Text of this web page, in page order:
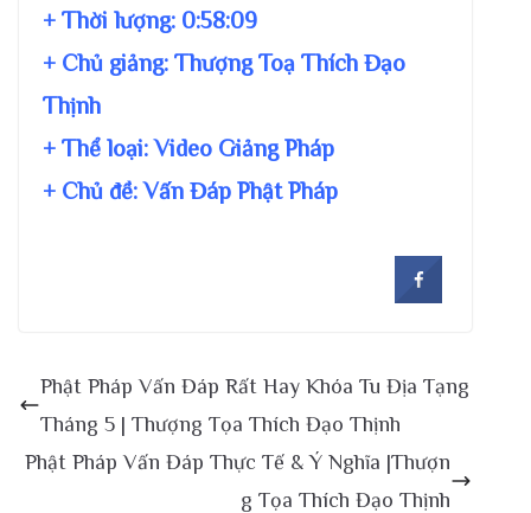
+ Thời lượng: 0:58:09
+ Chủ giảng: Thượng Toạ Thích Đạo
Thịnh
+ Thể loại: Video Giảng Pháp
+ Chủ đề:Vấn Đáp Phật Pháp
Phật Pháp Vấn Đáp Rất Hay Khóa Tu Địa Tạng
Tháng 5 | Thượng Tọa Thích Đạo Thịnh
Phật Pháp Vấn Đáp Thực Tế & Ý Nghĩa |Thượn
g Tọa Thích Đạo Thịnh